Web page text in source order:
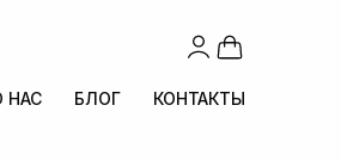
НАС БЛОГ КОНТАКТЫ